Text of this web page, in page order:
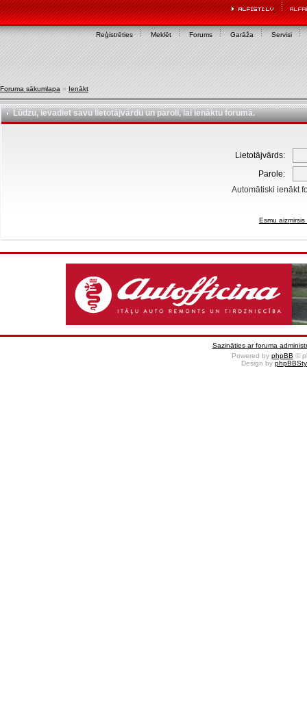
Reģistrēties Meklēt Forums Garāža Servisi
Foruma sākumlapa » Ienākt
Lūdzu, ievadiet savu lietotājvārdu un paroli, lai ienāktu forumā.
Lietotājvārds:
Parole:
Automātiski ienākt
Esmu
Sazināties ar foruma
Powered by phpBB ©
Design by